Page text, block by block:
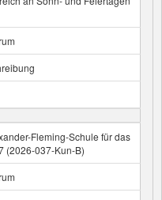
Fleming-Schule für das
(2026-037-Kun-B)